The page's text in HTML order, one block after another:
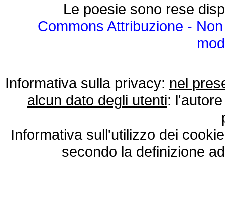
Le poesie sono rese
Commons Attribuzione -
Informativa sulla privacy: nel
alcun dato degli utenti:
Informativa sull'utilizzo dei
secondo la definizione